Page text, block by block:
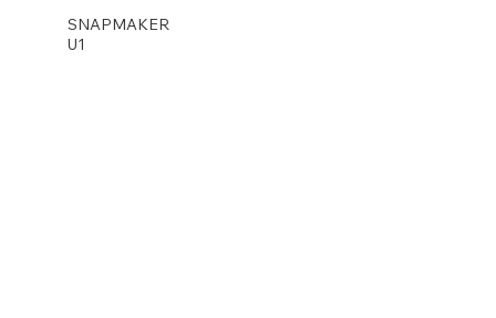
SNAPMAKER
U1